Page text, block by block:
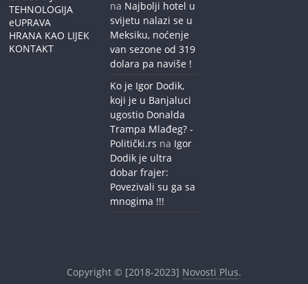
TEHNOLOGIJA
eUPRAVA
HRANA KAO LIJEK
KONTAKT
na Najbolji hotel u
svijetu nalazi se u
Meksiku, noćenje
van sezone od 319
dolara pa naviše !
Ko je Igor Dodik,
koji je u Banjaluci
ugostio Donalda
Trampa Mlađeg? -
Politički.rs na Igor
Dodik je ultra
dobar frajer:
Povezivali su ga sa
mnogima !!!
Copyright © [2018-2023] Novosti Plus.